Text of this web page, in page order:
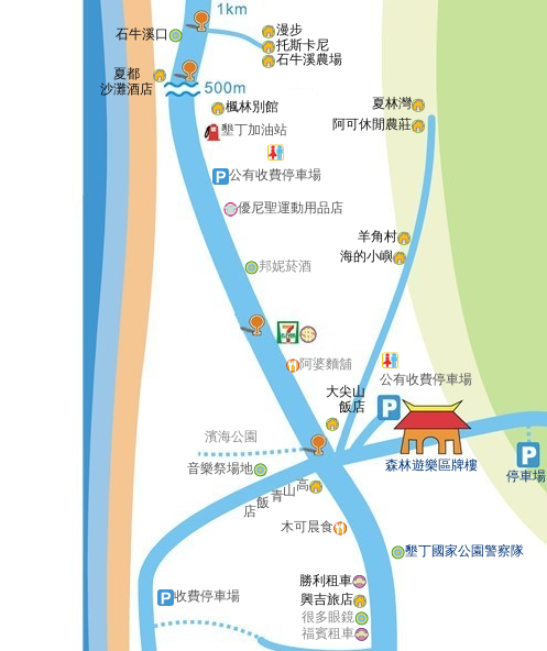
石牛溪口
夏都
沙灘酒店
托斯卡尼
石牛溪農場
漫步
墾丁加油站
公有收費停車場
邦妮菸酒
阿婆麵舖
公有收費停車場
大尖山
飯店
濱海公園
森林遊樂區牌樓
停車場
阿可休閒農莊
勝利租車
木可晨食
墾丁國家公園警察隊
收費停車場
楓林別館
羊角村
海的小嶼
福賓租車
優尼聖運動用品店
很多眼鏡
興吉旅店
音樂祭場地
夏林灣
高
山
青
飯
店